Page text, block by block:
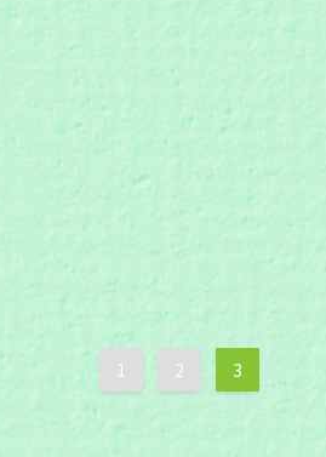
1 2 3